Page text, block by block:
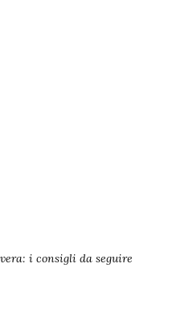
i consigli da seguire